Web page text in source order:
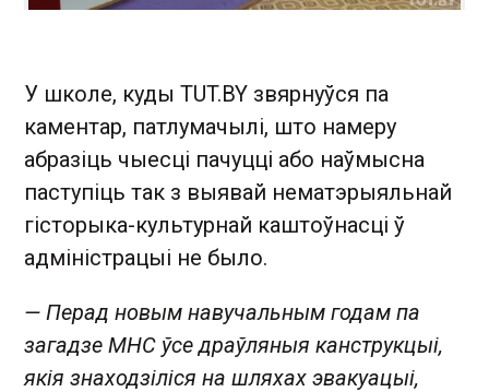
У школе, куды TUT.BY звярнуўся па
каментар, патлумачылі, што намеру
абразіць чыесці пачуцці або наўмысна
паступіць так з выявай нематэрыяльнай
гісторыка-культурнай каштоўнасці ў
адміністрацыі не было.
— Перад новым навучальным годам па
загадзе МНС ўсе драўляныя канструкцыі,
якія знаходзіліся на шляхах эвакуацыі,